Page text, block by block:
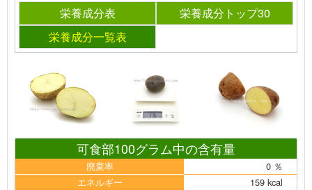
栄養成分表
栄養成分トップ30
栄養成分一覧表
可食部100グラム中の含有量
廃棄率
0 ％
エネルギー
159 kcal